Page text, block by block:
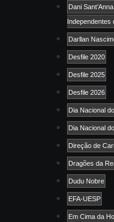
Dani
Independentes
Darllan
Desfile 2020
Desfile 2025
Desfile 2026
Dia Nacional
Dia Nacional
Direção de
Dragões da
Dudu Nobre
EFA-UESP
Em Cima da